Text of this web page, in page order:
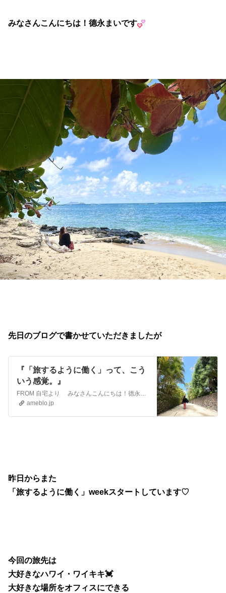
みなさんこんにちは！德永まいです
先日のブログで書かせていただきましたが
『「旅するように働く」って、こう
いう感覚。』
ameblo.jp
昨日からまた
「旅するように働く」weekスタートしています♡
今回の旅先は
大好きなハワイ・ワイキキ💓
大好きな場所をオフィスにできる